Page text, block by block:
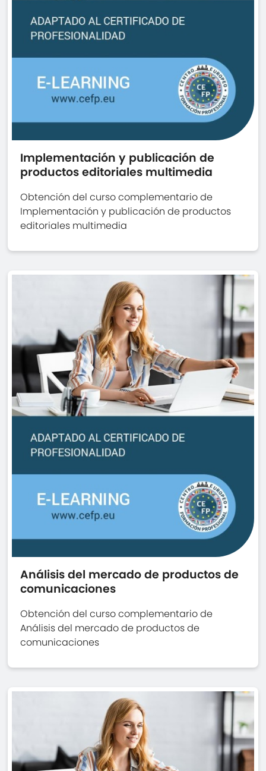
Implementación y publicación de
productos editoriales multimedia
Obtención del curso complementario de
Implementación y publicación de productos
editoriales multimedia
Análisis del mercado de productos de
comunicaciones
Obtención del curso complementario de
Análisis del mercado de productos de
comunicaciones